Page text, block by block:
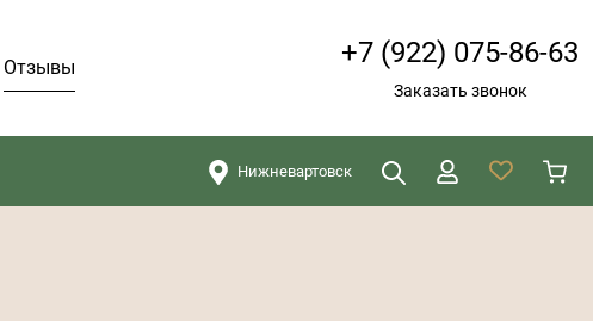
Отзывы +7 (922) 075-86-63
Заказать звонок
Нижневартовск